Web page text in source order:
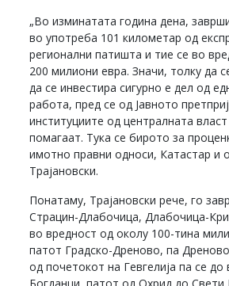
„Во изминатата година дена,
во употреба 101 километар од
регионални патишта и тие се во
200 милиони евра. Значи, толку да
да се инвестира сигурно е дел од
работа, пред се од Јавното
институциите од централната
помагаат. Тука се бирото за
имотно правни односи, Катастар и
Трајановски.
Понатаму, Трајановски рече, го
Страцин-Длабочица, Длабочица-
во вредност од околу 100-тина
патот Градско-Дреново, па
од почетокот на Гевгелија па се до